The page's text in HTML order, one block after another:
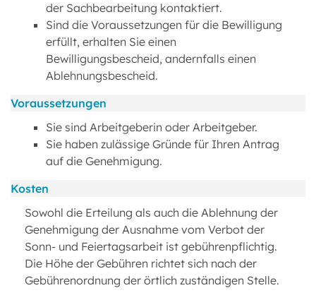
der Sachbearbeitung kontaktiert.
Sind die Voraussetzungen für die Bewilligung
erfüllt, erhalten Sie einen
Bewilligungsbescheid, andernfalls einen
Ablehnungsbescheid.
Voraussetzungen
Sie sind Arbeitgeberin oder Arbeitgeber.
Sie haben zulässige Gründe für Ihren Antrag
auf die Genehmigung.
Kosten
Sowohl die Erteilung als auch die Ablehnung der
Genehmigung der Ausnahme vom Verbot der
Sonn- und Feiertagsarbeit ist gebührenpflichtig.
Die Höhe der Gebühren richtet sich nach der
Gebührenordnung der örtlich zuständigen Stelle.